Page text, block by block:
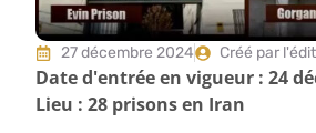
27 décembre 2024 Créé par
Date d'entrée en vigueur : 24
Lieu : 28 prisons en Iran